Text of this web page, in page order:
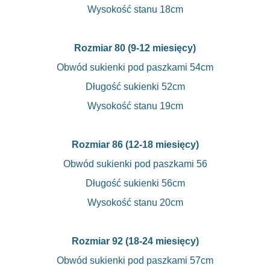
Wysokość stanu 18cm
Rozmiar 80 (9-12 miesięcy)
Obwód sukienki pod paszkami 54cm
Długość sukienki 52cm
Wysokość stanu 19cm
Rozmiar 86 (12-18 miesięcy)
Obwód sukienki pod paszkami 56
Długość sukienki 56cm
Wysokość stanu 20cm
Rozmiar 92 (18-24 miesięcy)
Obwód sukienki pod paszkami 57cm